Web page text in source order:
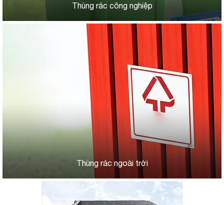
Thùng rác công nghiệp
Thùng rác ngoài trời